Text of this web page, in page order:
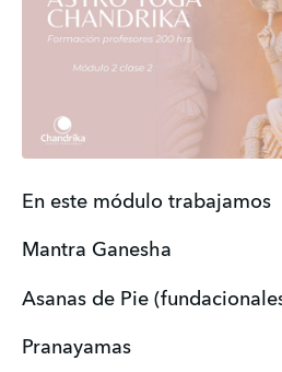
En este módulo trabajamos
Mantra Ganesha
Asanas de Pie
Pranayamas